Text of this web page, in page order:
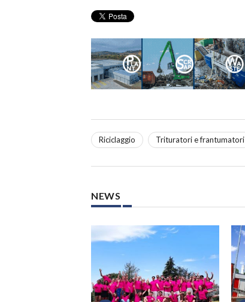
Riciclaggio Trituratori e frantumatori
NEWS